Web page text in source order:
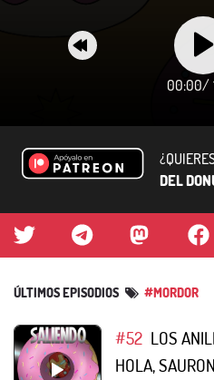
00:00/
DEL
ÚLTIMOS EPISODIOS #MORDOR
#52 LOS
HOLA, SAURON